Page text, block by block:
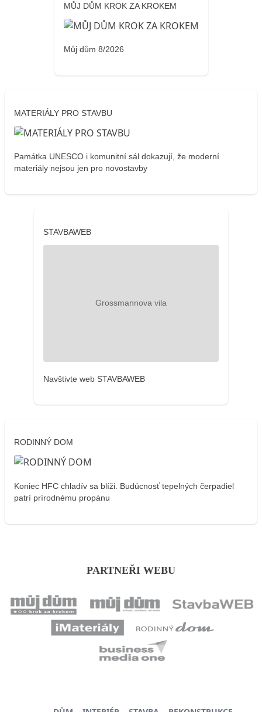
MŮJ DŮM KROK ZA KROKEM
Můj dům 8/2026
MATERIÁLY PRO STAVBU
Památka UNESCO i komunitní sál dokazují, že moderní
materiály nejsou jen pro novostavby
STAVBAWEB
Navštivte web STAVBAWEB
RODINNÝ DOM
Koniec HFC chladív sa blíži. Budúcnosť tepelných čerpadiel
patrí prírodnému propánu
PARTNEŘI WEBU